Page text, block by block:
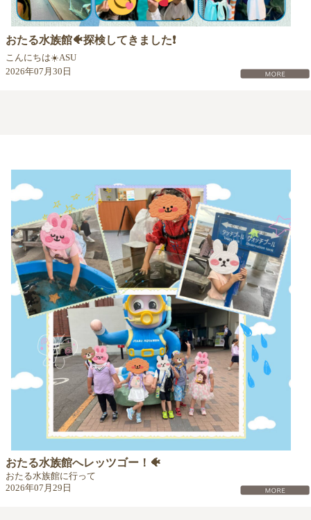
おたる水族館🐠探検してきました❗
こんにちは☀️ASU
2026年07月30日
おたる水族館へレッツゴー！🐠
おたる水族館に行って
2026年07月29日